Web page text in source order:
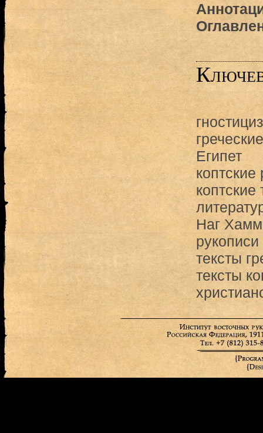
Египет
коптские
коптские
Наг
рукописи
тексты
тексты